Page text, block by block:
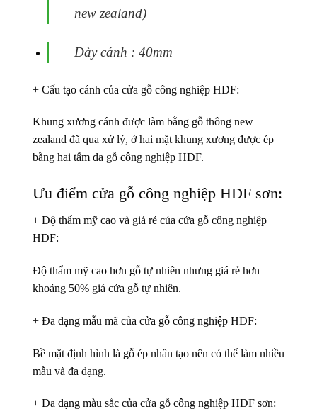
new zealand)
Dày cánh : 40mm
+ Cấu tạo cánh của cửa gỗ công nghiệp HDF:
Khung xương cánh được làm bằng gỗ thông new
zealand đã qua xử lý, ở hai mặt khung xương được ép
bằng hai tấm da gỗ công nghiệp HDF.
Ưu điểm cửa gỗ công nghiệp HDF sơn:
+ Độ thẩm mỹ cao và giá rẻ của cửa gỗ công nghiệp
HDF:
Độ thẩm mỹ cao hơn gỗ tự nhiên nhưng giá rẻ hơn
khoảng 50% giá cửa gỗ tự nhiên.
+ Đa dạng mẫu mã của cửa gỗ công nghiệp HDF:
Bề mặt định hình là gỗ ép nhân tạo nên có thể làm nhiều
mẫu và đa dạng.
+ Đa dạng màu sắc của cửa gỗ công nghiệp HDF sơn: